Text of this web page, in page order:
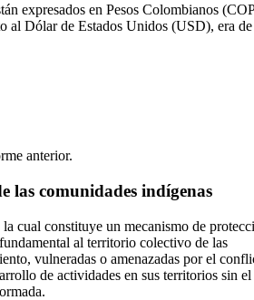
expresados en Pesos Colombianos
al Dólar de Estados Unidos (USD), era
anterior.
las comunidades indígenas
cual constituye un mecanismo de
al territorio colectivo de las
vulneradas o amenazadas por el
de actividades en sus territorios sin el